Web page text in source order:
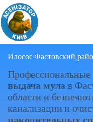
Перейти
к
сути
Илосос Фастовский
Профессиональные
выдача мула в
области и
канализации и
накопительных